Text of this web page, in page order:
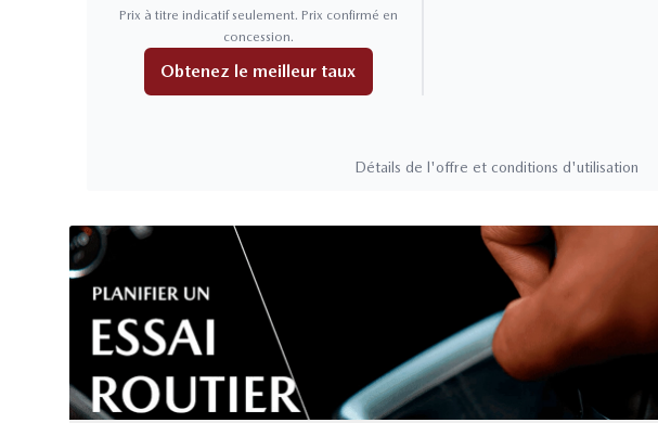
Prix à titre indicatif seulement. Prix confirmé en
concession.
Obtenez le meilleur taux
Détails de l'offre et conditions d'utilisation